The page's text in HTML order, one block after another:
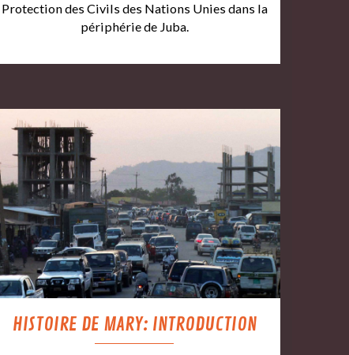
Protection des Civils des Nations Unies dans la
périphérie de Juba.
HISTOIRE DE MARY: INTRODUCTION